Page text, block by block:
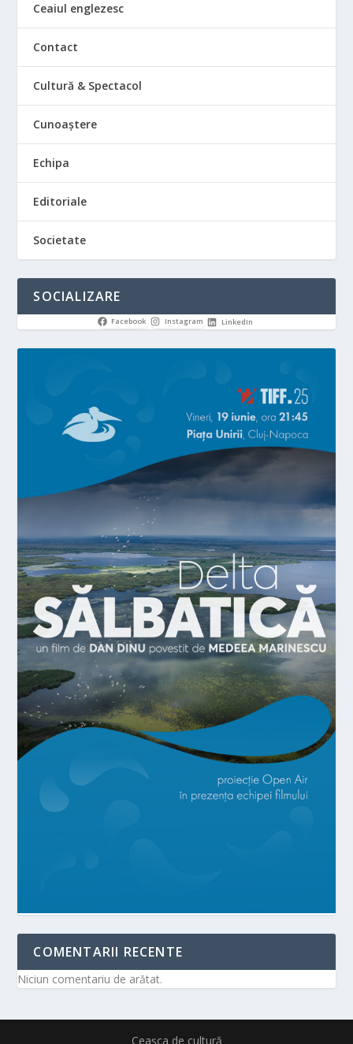
Ceaiul englezesc
Contact
Cultură & Spectacol
Cunoaștere
Echipa
Editoriale
Societate
SOCIALIZARE
Facebook Instagram LinkedIn
COMENTARII RECENTE
Niciun comentariu de arătat.
Ceașca de cultură